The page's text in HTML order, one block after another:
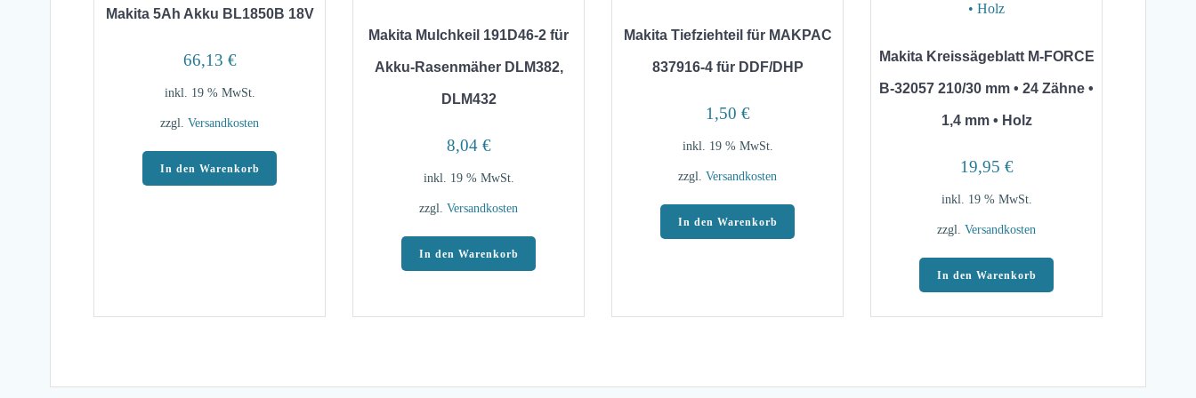
Makita 5Ah Akku BL1850B 18V
66,13 €
inkl. 19 % MwSt.
zzgl. Versandkosten
In den Warenkorb
Makita Mulchkeil 191D46-2 für
Akku-Rasenmäher DLM382,
DLM432
8,04 €
inkl. 19 % MwSt.
zzgl. Versandkosten
In den Warenkorb
Makita Tiefziehteil für MAKPAC
837916-4 für DDF/DHP
1,50 €
inkl. 19 % MwSt.
zzgl. Versandkosten
In den Warenkorb
Makita Kreissägeblatt M-FORCE
B-32057 210/30 mm • 24 Zähne •
1,4 mm • Holz
19,95 €
inkl. 19 % MwSt.
zzgl. Versandkosten
In den Warenkorb